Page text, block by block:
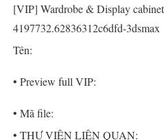
[VIP] Wardrobe & Display
4197732.62836312c6dfd-3dsmax
Tên:
• Preview full VIP:
• Mã file:
• THƯ VIỆN LIÊN QUAN: